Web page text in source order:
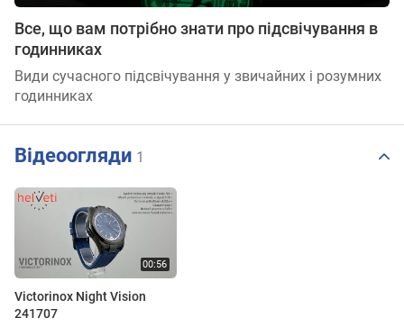
Все, що вам потрібно знати про підсвічування в
годинниках
Види сучасного підсвічування у звичайних і розумних
годинниках
Відеоогляди 1
Victorinox Night Vision
241707